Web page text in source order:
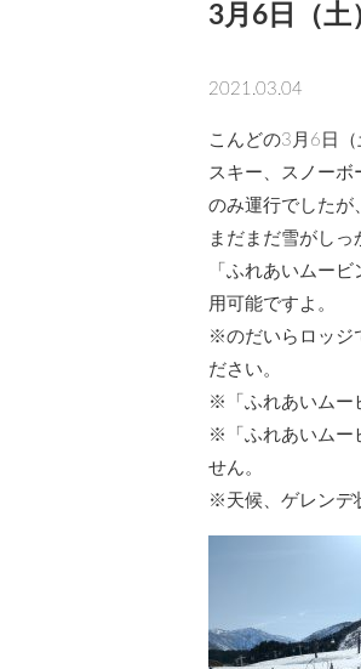
3月6日（土
2021.03.04
こんどの3月6日
スキー、スノー
のみ運行でしたが
まだまだ雪がし
「ふれあいムー
用可能ですよ。
※のだいらロッジ
ださい。
※「ふれあいムー
※「ふれあいムー
せん。
※天候、ゲレンデ